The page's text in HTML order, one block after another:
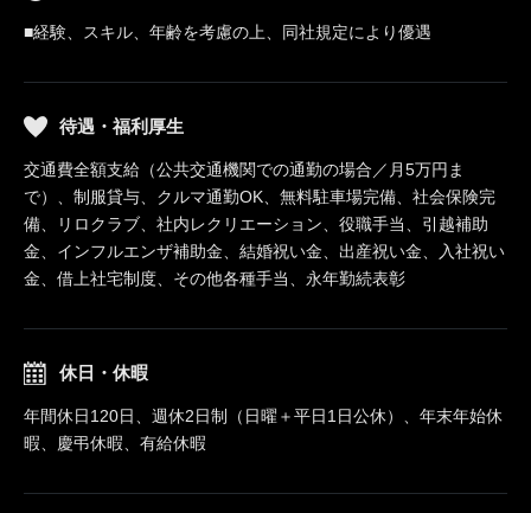
■経験、スキル、年齢を考慮の上、同社規定により優遇
待遇・福利厚生
交通費全額支給（公共交通機関での通勤の場合／月5万円ま
で）、制服貸与、クルマ通勤OK、無料駐車場完備、社会保険完
備、リロクラブ、社内レクリエーション、役職手当、引越補助
金、インフルエンザ補助金、結婚祝い金、出産祝い金、入社祝い
金、借上社宅制度、その他各種手当、永年勤続表彰
休日・休暇
年間休日120日、週休2日制（日曜＋平日1日公休）、年末年始休
暇、慶弔休暇、有給休暇